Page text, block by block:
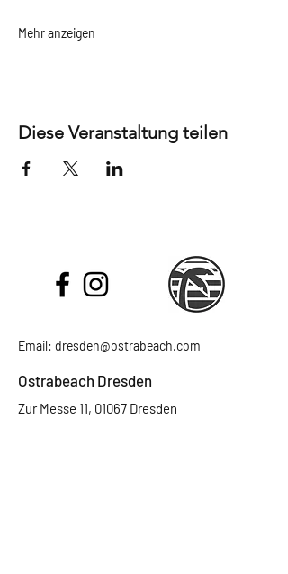
Mehr anzeigen
Diese Veranstaltung teilen
Email: dresden@ostrabeach.com
Ostrabeach Dresden
Zur Messe 11, 01067 Dresden